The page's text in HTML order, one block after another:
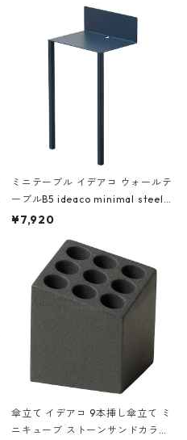
ミニテーブル イデアコ ウォールテ
ーブルB5 ideaco minimal steel f
urniture WALL Table B5 ネイビー
¥7,920
傘立て イデアコ 9本挿し傘立て ミ
ニキューブ ストーンサンドカラー